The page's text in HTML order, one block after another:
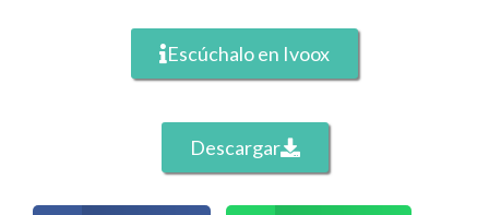
Escúchalo en Ivoox
Descargar